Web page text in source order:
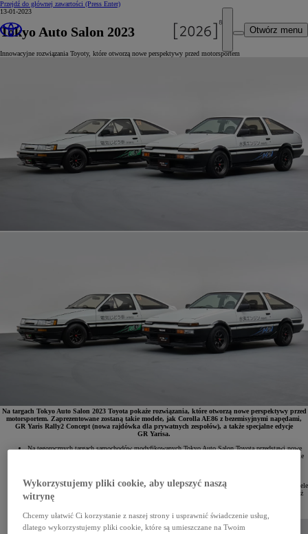
Przejdź do głównej zawartości (Press Enter)
Otwórz menu
13-01-2023
Tokyo Auto Salon 2023
Innowacyjne rozwiązania Toyoty, które otworzą nowe perspektywy przed motorsportem
Na targach Tokyo Auto Salon 2023 Toyota pokaże rozwiązania, które otworzą nowe perspektywy przed
motorsportem. Zaprezentowane zostaną takie modele, jak Corolla AE86 z bezemisyjnymi napędami,
GR Yaris Rally2 Concept (nowa rajdówka dla prywatnych zespołów), a także specjalne edycje
GR Yarisa.
Na tegorocznych targach samochodów modyfikowanych Tokyo Auto Salon Toyota przedstawi nowe
pomysły na rozwój motorsportu oraz sportowe samochody drogowe. Chcąc przyspieszyć osiągnięcie
Wymiana całego globalnego parku samochodów na nowe pojazdy neutralne klimatycznie zajmie wiele
lat. Dlatego Toyota – obok wprowadzania na rynek nowych bezemisyjnych modeli – będzie również
promować neutralne węglowo rozwiązania dla aut już użytkowanych przez klientów. Pozwoli to,
Wykorzystujemy pliki cookie, aby ulepszyć naszą
witrynę
Chcemy ułatwić Ci korzystanie z naszej strony i usprawnić świadczenie usług,
dlatego wykorzystujemy pliki cookie, które są umieszczane na Twoim